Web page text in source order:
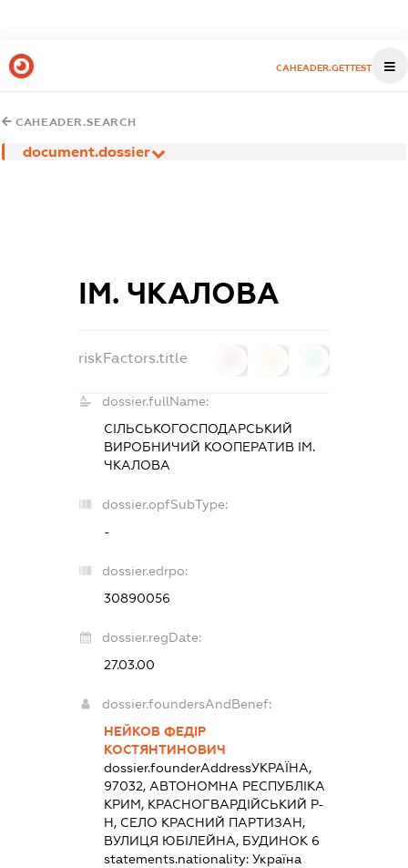
CAHEADER.GETTEST
CAHEADER.SEARCH
document.dossier
ІМ. ЧКАЛОВА
riskFactors.title
dossier.fullName:
СІЛЬСЬКОГОСПОДАРСЬКИЙ
ВИРОБНИЧИЙ КООПЕРАТИВ ІМ.
ЧКАЛОВА
dossier.opfSubType:
-
dossier.edrpo:
30890056
dossier.regDate:
27.03.00
dossier.foundersAndBenef:
НЕЙКОВ ФЕДІР
КОСТЯНТИНОВИЧ
dossier.founderAddressУКРАЇНА,
97032, АВТОНОМНА РЕСПУБЛІКА
КРИМ, КРАСНОГВАРДІЙСЬКИЙ Р-
Н, СЕЛО КРАСНИЙ ПАРТИЗАН,
ВУЛИЦЯ ЮБІЛЕЙНА, БУДИНОК 6
statements.nationality:Україна